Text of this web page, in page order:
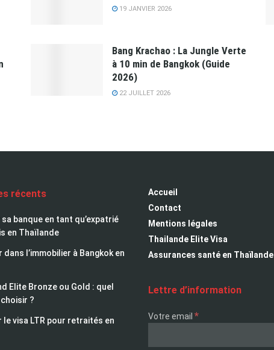
19 JANVIER 2026
Bang Krachao : La Jungle Verte
à 10 min de Bangkok (Guide
2026)
22 JUILLET 2026
récents
sa banque en tant qu’expatrié
en Thaïlande
dans l’immobilier à Bangkok en
Elite Bronze ou Gold : quel
?
le visa LTR pour retraités en
Accueil
Contact
Mentions légales
Thailande Elite Visa
Assurances santé en Thaïlande
Lettre d’information
Votre email *